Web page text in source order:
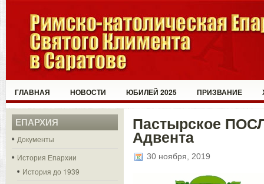
ГЛАВНАЯ НОВОСТИ ЮБИЛЕЙ 2025 ПРИЗВАНИЕ
ЕПАРХИЯ
Документы
История Епархии
История до 1939
Пастырское
Адвента
30 ноября, 2019